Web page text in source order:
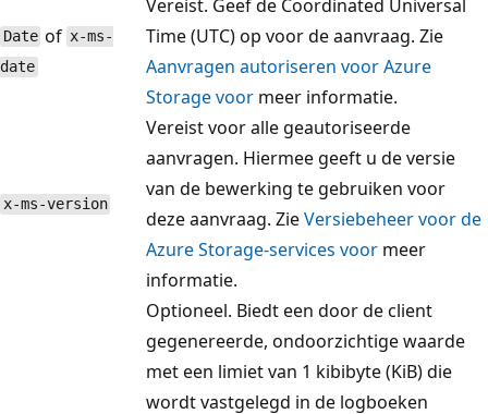
Date of x-ms-
date
Vereist. Geef de Coordinated Universal
Time (UTC) op voor de aanvraag. Zie
Aanvragen autoriseren voor Azure
Storage voor meer informatie.
x-ms-version
Vereist voor alle geautoriseerde
aanvragen. Hiermee geeft u de versie
van de bewerking te gebruiken voor
deze aanvraag. ZieVersiebeheer voor de
Azure Storage-services voor meer
informatie.
Optioneel. Biedt een door de client
gegenereerde, ondoorzichtige waarde
met een limiet van 1 kibibyte (KiB) die
wordt vastgelegd in de logboeken